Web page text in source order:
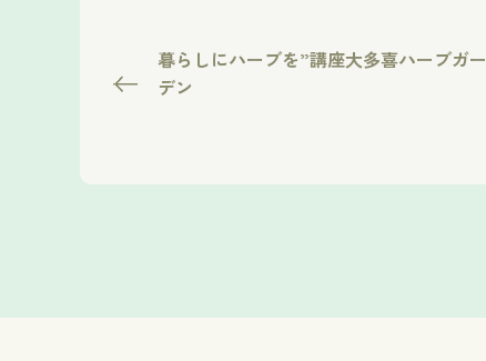
暮らしにハーブを”講座大多喜ハーブガー
デン